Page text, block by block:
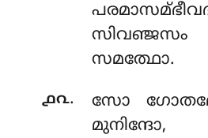
സമത്ഥോ.
൧൨.
സോ
മുനിന്ദോ,